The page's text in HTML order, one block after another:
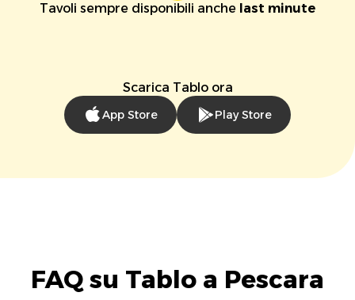
Tavoli sempre disponibili anche last minute
Scarica Tablo ora
App Store Play Store
FAQ su Tablo a Pescara